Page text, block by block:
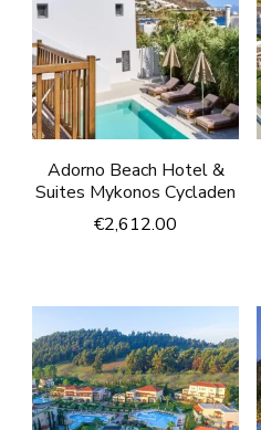
Adorno Beach Hotel &
Suites Mykonos Cycladen
€2,612.00